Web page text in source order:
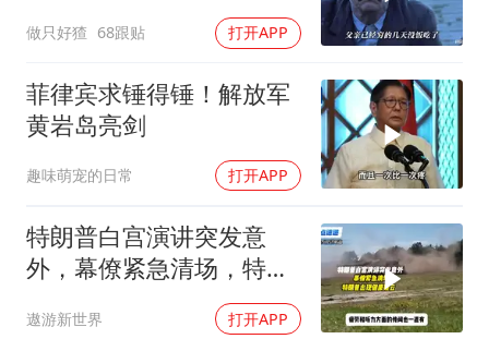
做只好猹 68跟贴 打开APP
菲律宾求锤得锤！解放军
黄岩岛亮剑
趣味萌宠的日常 打开APP
特朗普白宫演讲突发意
外，幕僚紧急清场，特朗
遨游新世界 打开APP